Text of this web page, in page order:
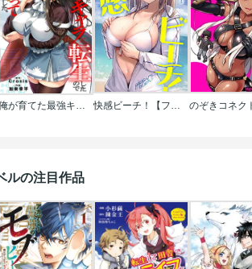
俺が育てた最強キャラに転生したので、歯向かうヤツはすべてぶん殴って生きる事にしました。 快感ビーチ！【フルカラー】
ルの注目作品